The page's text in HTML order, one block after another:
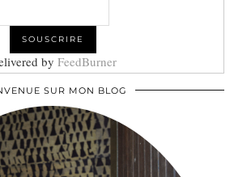
by FeedBurner
SUR MON BLOG